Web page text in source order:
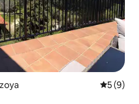
คะแนนเฉ
5 (9)